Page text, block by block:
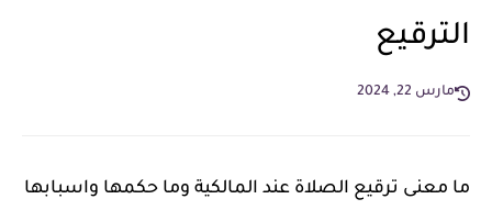
الترقيع
مارس 22, 2024
ما معنى ترقيع الصلاة عند المالكية وما حكمها واسبابها